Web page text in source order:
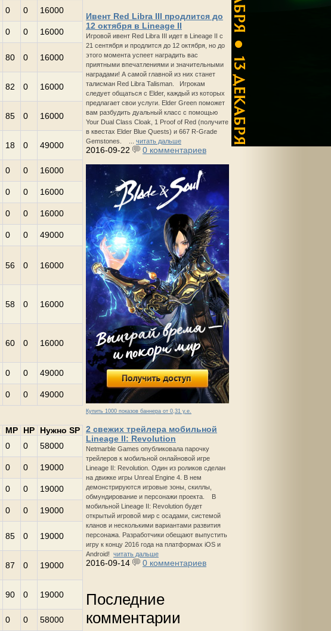
Ивент Red Libra III продлится до
12 октября в Lineage II
Игровой ивент Red Libra III идет в Lineage II с
21 сентября и продлится до 12 октября, но до
этого момента успеет наградить вас
приятными впечатлениями и значительными
наградами! А самой главной из них станет
талисман Red Libra Talisman. Игрокам
следует общаться с Elder, каждый из которых
предлагает свои услуги. Elder Green поможет
вам разбудить дуальный класс с помощью
Your Dual Class Cloak, 1 Proof of Red (получите
в квестах Elder Blue Quests) и 667 R-Grade
Gemstones. ... читать дальше
2016-09-22 0 комментариев
Купить 1000 показов баннера от 0,31 у.е.
2 свежих трейлера мобильной
Lineage II: Revolution
Netmarble Games опубликовала парочку
трейлеров к мобильной онлайновой игре
Lineage II: Revolution. Один из роликов сделан
на движке игры Unreal Engine 4. В нем
демонстрируются игровые зоны, скиллы,
обмундирование и персонажи проекта. В
мобильной Lineage II: Revolution будет
открытый игровой мир с осадами, системой
кланов и несколькими вариантами развития
персонажа. Разработчики обещают выпустить
игру к концу 2016 года на платформах iOS и
Android! читать дальше
2016-09-14 0 комментариев
Последние
комментарии
0 0
16000
0 0
16000
80 0 16000
82 0 16000
85 0 16000
18 0 49000
0 0
16000
0 0
16000
0 0
16000
0 0
49000
56 0 16000
58 0 16000
60 0 16000
0 0
49000
0 0 49000
MP HP
Нужно SP
0 0
58000
0 0
19000
0 0
19000
0 0
19000
85 0 19000
87 0 19000
90 0 19000
0 0
58000